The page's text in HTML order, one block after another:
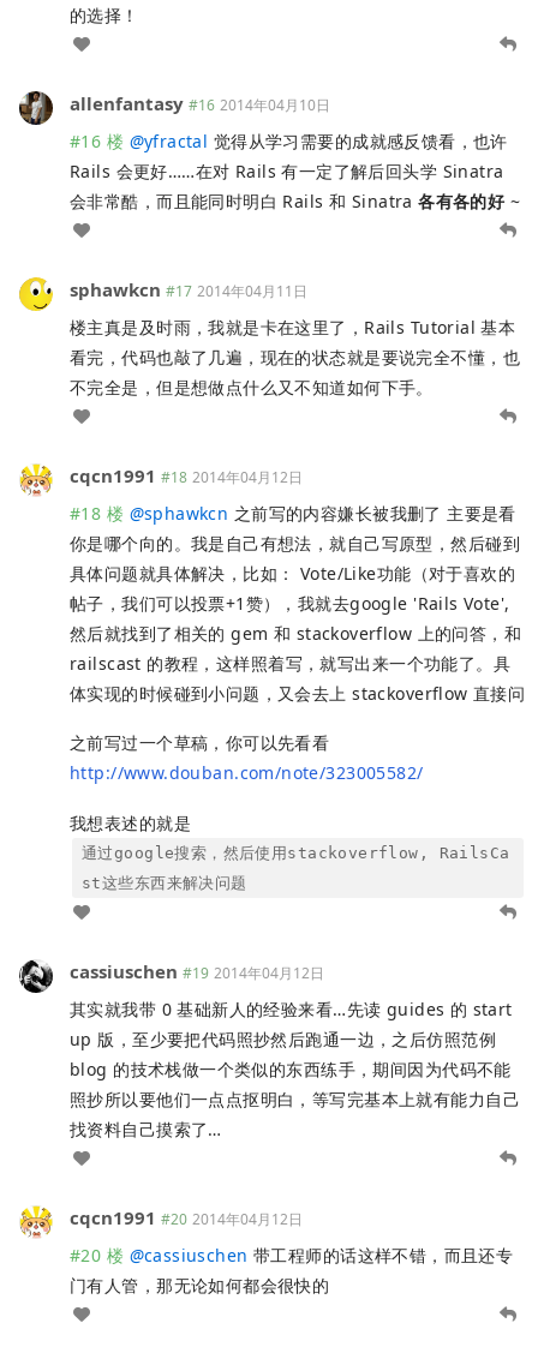
的选择！
allenfantasy #16 2014年04月10日
#16 楼 @yfractal 觉得从学习需要的成就感反馈看，也许
Rails 会更好……在对 Rails 有一定了解后回头学 Sinatra
会非常酷，而且能同时明白 Rails 和 Sinatra各有各的好 ~
sphawkcn #17 2014年04月11日
楼主真是及时雨，我就是卡在这里了，Rails Tutorial 基本
看完，代码也敲了几遍，现在的状态就是要说完全不懂，也
不完全是，但是想做点什么又不知道如何下手。
cqcn1991 #18 2014年04月12日
#18 楼 @sphawkcn 之前写的内容嫌长被我删了 主要是看
你是哪个向的。我是自己有想法，就自己写原型，然后碰到
具体问题就具体解决，比如： Vote/Like功能（对于喜欢的
帖子，我们可以投票+1赞），我就去google 'Rails Vote',
然后就找到了相关的 gem 和 stackoverflow 上的问答，和
railscast 的教程，这样照着写，就写出来一个功能了。具
体实现的时候碰到小问题，又会去上 stackoverflow 直接问
之前写过一个草稿，你可以先看看
http://www.douban.com/note/323005582/
我想表述的就是
通过google搜索，然后使用stackoverflow, RailsCa
st这些东西来解决问题
cassiuschen #19 2014年04月12日
其实就我带 0 基础新人的经验来看…先读 guides 的 start
up 版，至少要把代码照抄然后跑通一边，之后仿照范例
blog 的技术栈做一个类似的东西练手，期间因为代码不能
照抄所以要他们一点点抠明白，等写完基本上就有能力自己
找资料自己摸索了…
cqcn1991 #20 2014年04月12日
#20 楼 @cassiuschen 带工程师的话这样不错，而且还专
门有人管，那无论如何都会很快的